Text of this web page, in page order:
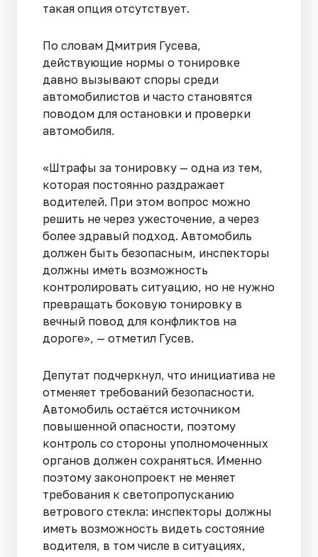
такая опция отсутствует.
По словам Дмитрия Гусева,
действующие нормы о тонировке
давно вызывают споры среди
автомобилистов и часто становятся
поводом для остановки и проверки
автомобиля.
«Штрафы за тонировку — одна из тем,
которая постоянно раздражает
водителей. При этом вопрос можно
решить не через ужесточение, а через
более здравый подход. Автомобиль
должен быть безопасным, инспекторы
должны иметь возможность
контролировать ситуацию, но не нужно
превращать боковую тонировку в
вечный повод для конфликтов на
дороге», — отметил Гусев.
Депутат подчеркнул, что инициатива не
отменяет требований безопасности.
Автомобиль остаётся источником
повышенной опасности, поэтому
контроль со стороны уполномоченных
органов должен сохраняться. Именно
поэтому законопроект не меняет
требования к светопропусканию
ветрового стекла: инспекторы должны
иметь возможность видеть состояние
водителя, в том числе в ситуациях,